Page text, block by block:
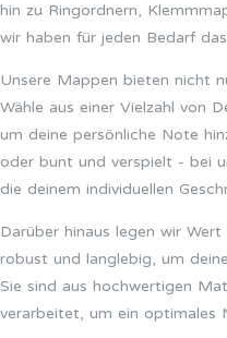
hin zu Ringordnern,
wir haben für jeden Bedarf
Unsere Mappen bieten nicht
Wähle aus einer Vielzahl von
um deine persönliche Note
oder bunt und verspielt - bei
die deinem individuellen
Darüber hinaus legen wir
robust und langlebig, um
Sie sind aus hochwertigen
verarbeitet, um ein optimales